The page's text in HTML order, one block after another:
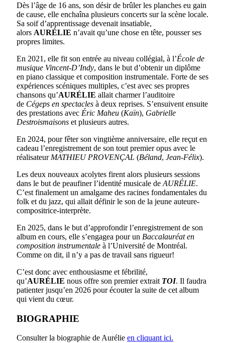
Dès l’âge de 16 ans, son désir de brûler les planches eu gain
de cause, elle enchaîna plusieurs concerts sur la scène locale.
Sa soif d’apprentissage devenait insatiable,
alors AURÉLIE n’avait qu’une chose en tête, pousser ses
propres limites.
En 2021, elle fit son entrée au niveau collégial, à l’École de
musique Vincent-D’Indy, dans le but d’obtenir un diplôme
en piano classique et composition instrumentale. Forte de ses
expériences scéniques multiples, c’est avec ses propres
chansons qu’AURÉLIE allait charmer l’auditoire
de Cégeps en spectacles à deux reprises. S’ensuivent ensuite
des prestations avec Éric Maheu (Kaïn), Gabrielle
Destroismaisons et plusieurs autres.
En 2024, pour fêter son vingtième anniversaire, elle reçut en
cadeau l’enregistrement de son tout premier opus avec le
réalisateur MATHIEU PROVENÇAL (Béland, Jean-Félix).
Les deux nouveaux acolytes firent alors plusieurs sessions
dans le but de peaufiner l’identité musicale de AURÉLIE.
C’est finalement un amalgame des racines fondamentales du
folk et du jazz, qui allait définir le son de la jeune auteure-
compositrice-interprète.
En 2025, dans le but d’approfondir l’enregistrement de son
album en cours, elle s’engagea pour un Baccalauréat en
composition instrumentale à l’Université de Montréal.
Comme on dit, il n’y a pas de travail sans rigueur!
C’est donc avec enthousiasme et fébrilité,
qu’AURÉLIE nous offre son premier extrait TOI. Il faudra
patienter jusqu’en 2026 pour écouter la suite de cet album
qui vient du cœur.
BIOGRAPHIE
Consulter la biographie de Aurélie en cliquant ici.